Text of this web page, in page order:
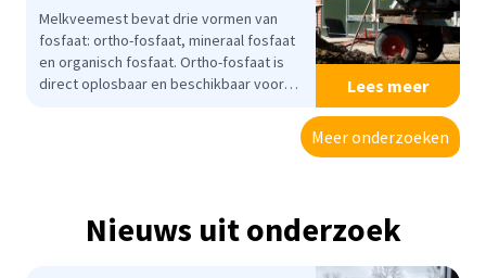
Lees meer
Melkveemest bevat drie vormen van
fosfaat: ortho-fosfaat, mineraal fosfaat
en organisch fosfaat. Ortho-fosfaat is
direct oplosbaar en beschikbaar voor
en komt pas vrij na afbraak door
microben.
Meer onderzoeken
Nieuws uit onderzoek